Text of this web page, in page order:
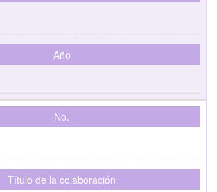
Año
No.
Título de la colaboración